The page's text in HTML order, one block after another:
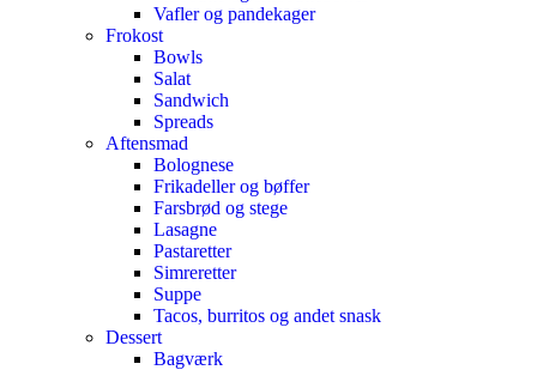
Vafler og pandekager
Frokost
Bowls
Salat
Sandwich
Spreads
Aftensmad
Bolognese
Frikadeller og bøffer
Farsbrød og stege
Lasagne
Pastaretter
Simreretter
Suppe
Tacos, burritos og andet snask
Dessert
Bagværk